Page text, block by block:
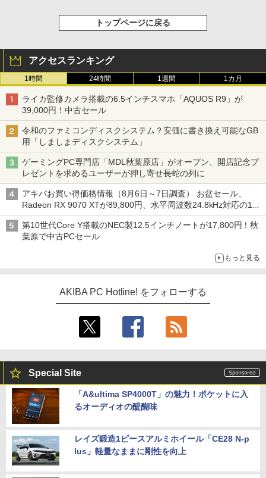
トップページに戻る
アクセスランキング
1時間 24時間 1週間 1カ月
ライカ監修カメラ搭載の6.5インチスマホ「AQUOS R9」が
39,000円！中古セール
令和のファミコンディスクシステム？安価に書き換え可能なGB
用「しましまディスクシステム」
ゲーミングPC専門店「MDL秋葉原店」がオープン、開店記念プ
レゼントを求めるユーザーが押し寄せ長蛇の列に
アキバお買い得価格情報（8月6日～7日調査） お盆セール、
Radeon RX 9070 XTが89,800円、水平周波数24.8kHz対応の17
型モニターが9,801円、暑さ指数連動セール ほか
第10世代Core Y搭載のNEC製12.5インチノートが17,800円！秋
葉原で中古PCセール
もっと見る
AKIBA PC Hotline! をフォローする
Special Site
「A&ultima SP4000T」の魅力！ポケットに入
るオーディオの醍醐味
レイズ鍛造1ピースアルミホイール「CE28 N-p
lus」軽量なままに剛性を向上